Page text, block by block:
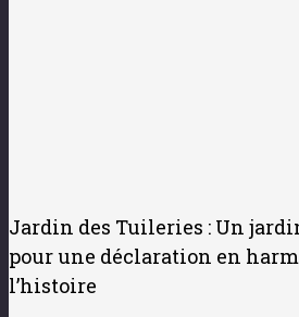
Jardin des Tuileries : Un
pour une déclaration en
l’histoire